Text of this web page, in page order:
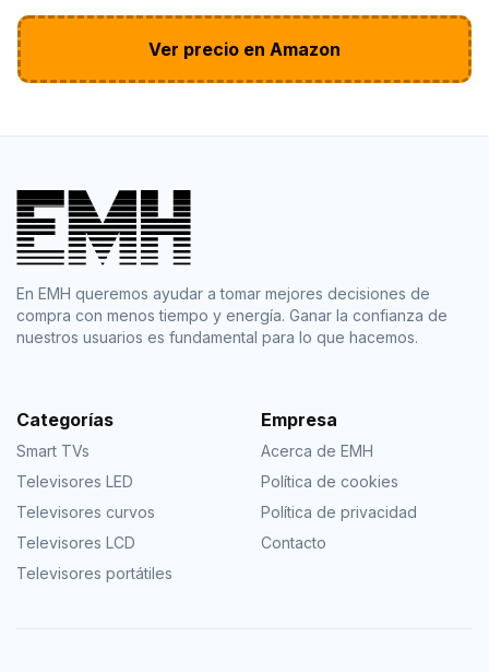
Ver precio en Amazon
En EMH queremos ayudar a tomar mejores decisiones de
compra con menos tiempo y energía. Ganar la confianza de
nuestros usuarios es fundamental para lo que hacemos.
Categorías
Smart TVs
Televisores LED
Televisores curvos
Televisores LCD
Televisores portátiles
Empresa
Acerca de EMH
Política de cookies
Política de privacidad
Contacto